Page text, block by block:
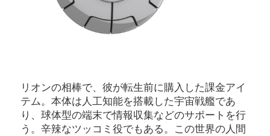
リオンの相棒で、彼が転生前に購入した課金アイ
テム。本体は人工知能を搭載した宇宙戦艦であ
り、球体型の端末で情報収集などのサポートを行
う。辛辣なツッコミ役でもある。この世界の人間